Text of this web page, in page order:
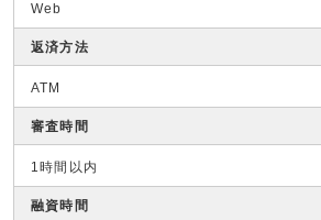
Web
返済方法
ATM
審査時間
1時間以内
融資時間